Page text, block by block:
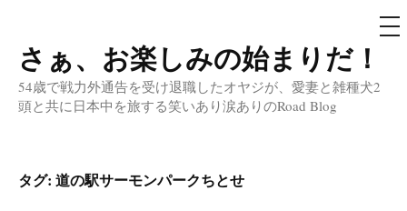
コ
ン
テ
へ
さぁ、お楽しみの始まりだ！
54歳で戦力外通告を受け退職したオヤジが、愛妻と雑種犬2
頭と共に日本中を旅する笑いあり涙ありのRoad Blog
メ
ニ
タグ: 道の駅サーモンパークちとせ